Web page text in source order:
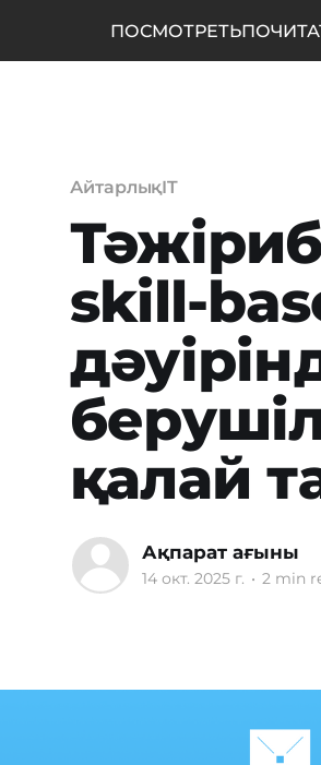
ПОСМОТРЕТЬ
АйтарлықIT
skill-
қалай
Ақпарат ағыны
14 окт. 2025 г. • 2 min